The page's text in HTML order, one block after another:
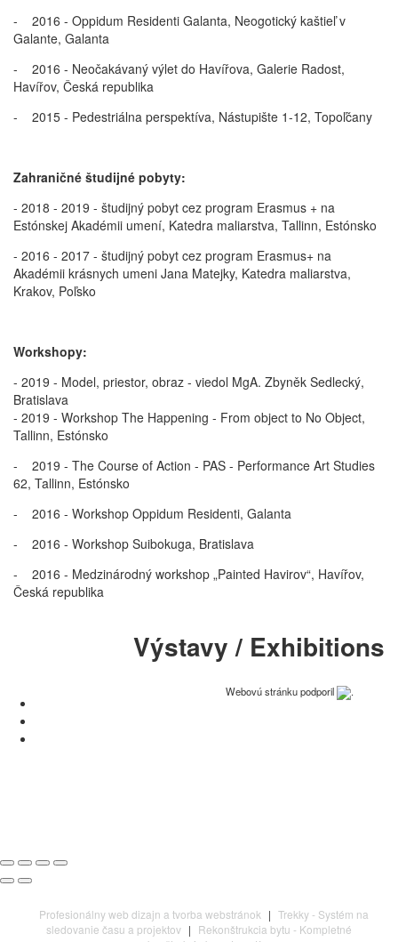
- 2016 - Oppidum Residenti Galanta, Neogotický kaštieľ v
Galante, Galanta
- 2016 - Neočakávaný výlet do Havířova, Galerie Radost,
Havířov, Česká republika
- 2015 - Pedestriálna perspektíva, Nástupište 1-12, Topoľčany
Zahraničné študijné pobyty:
- 2018 - 2019 - študijný pobyt cez program Erasmus + na
Estónskej Akadémii umení, Katedra maliarstva, Tallinn, Estónsko
- 2016 - 2017 - študijný pobyt cez program Erasmus+ na
Akadémii krásnych umeni Jana Matejky, Katedra maliarstva,
Krakov, Poľsko
Workshopy:
- 2019 - Model, priestor, obraz - viedol MgA. Zbyněk Sedlecký,
Bratislava
- 2019 - Workshop The Happening - From object to No Object,
Tallinn, Estónsko
- 2019 - The Course of Action - PAS - Performance Art Studies
62, Tallinn, Estónsko
- 2016 - Workshop Oppidum Residenti, Galanta
- 2016 - Workshop Suibokuga, Bratislava
- 2016 - Medzinárodný workshop „Painted Havirov“, Havířov,
Česká republika
Výstavy / Exhibitions
Webovú stránku podporil .
Profesionálny web dizajn a tvorba webstránok | Trekky - Systém na
sledovanie času a projektov | Rekonštrukcia bytu - Kompletné